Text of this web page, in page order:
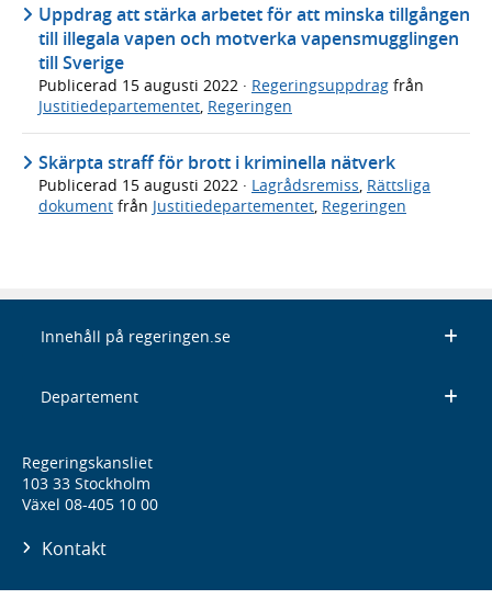
Uppdrag att stärka arbetet för att minska tillgången
till illegala vapen och motverka vapensmugglingen
till Sverige
Publicerad 15 augusti 2022 · Regeringsuppdrag från
Justitiedepartementet Regeringen
Skärpta straff för brott i kriminella nätverk
Publicerad 15 augusti 2022 · Lagrådsremiss, Rättsliga
dokument från Justitiedepartementet, Regeringen
Innehåll på regeringen.se
Departement
Regeringskansliet
103 33 Stockholm
Växel 08-405 10 00
Kontakt